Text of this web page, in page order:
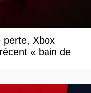
perte, Xbox
« bain de